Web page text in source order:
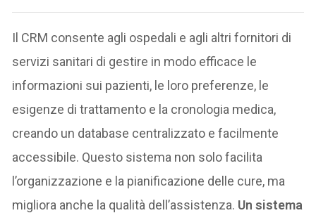
Il CRM consente agli ospedali e agli altri fornitori di
servizi sanitari di gestire in modo efficace le
informazioni sui pazienti, le loro preferenze, le
esigenze di trattamento e la cronologia medica,
creando un database centralizzato e facilmente
accessibile. Questo sistema non solo facilita
l’organizzazione e la pianificazione delle cure, ma
migliora anche la qualità dell’assistenza. Un sistema